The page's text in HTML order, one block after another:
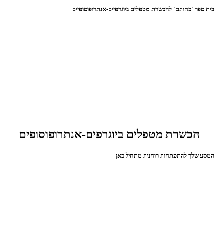
בית ספר 'כחותם' להכשרת מטפלים ביוגרפיים-אנתרופוסופיים
הכשרת מטפלים ביוגרפים-אנתרופוסופים
המסע שלך להתפתחות רוחנית מתחיל כאן